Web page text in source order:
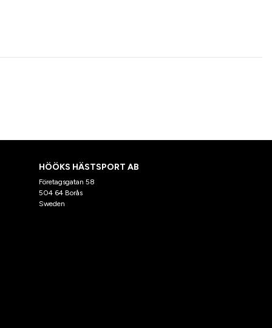
HÖÖKS HÄSTSPORT AB
Företagsgatan 58
504 64 Borås
Sweden